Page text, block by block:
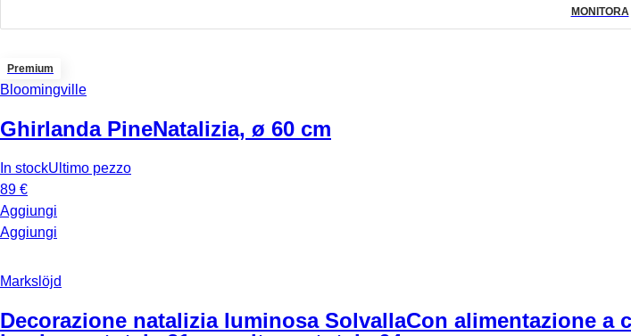
MONITORA
Premium
Bloomingville
Ghirlanda PineNatalizia, ø 60 cm
In stockUltimo pezzo
89 €
Aggiungi
Aggiungi
Markslöjd
Decorazione natalizia luminosa SolvallaCon alimentazione a